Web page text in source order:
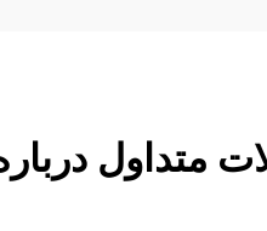
متداول